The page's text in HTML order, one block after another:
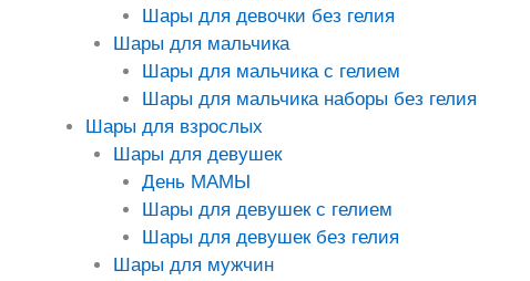
Шары для девочки без гелия
Шары для мальчика
Шары для мальчика с гелием
Шары для мальчика наборы без гелия
Шары для взрослых
Шары для девушек
День МАМЫ
Шары для девушек с гелием
Шары для девушек без гелия
Шары для мужчин